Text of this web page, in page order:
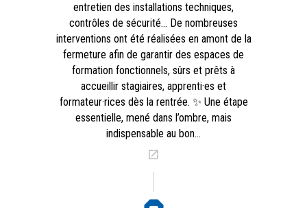
entretien des installations techniques,
contrôles de sécurité… De nombreuses
interventions ont été réalisées en amont de la
fermeture afin de garantir des espaces de
formation fonctionnels, sûrs et prêts à
accueillir stagiaires, apprenti·es et
formateur·rices dès la rentrée. ✨ Une étape
essentielle, mené dans l’ombre, mais
indispensable au bon…